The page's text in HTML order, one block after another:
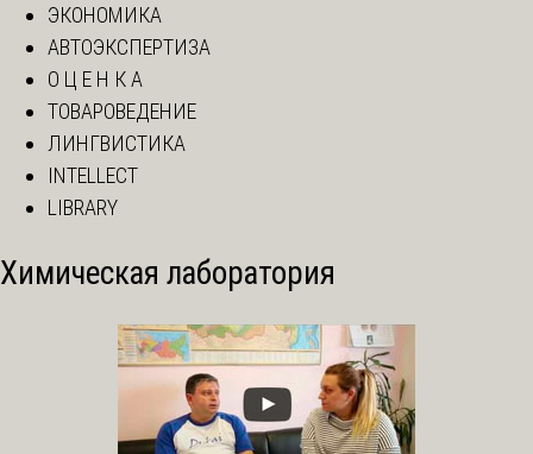
ЭКОНОМИКА
АВТОЭКСПЕРТИЗА
О Ц Е Н К А
ТОВАРОВЕДЕНИЕ
ЛИНГВИСТИКА
INTELLECT
LIBRARY
Химическая лаборатория